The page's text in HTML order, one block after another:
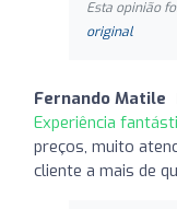
Esta opinião
original
Fernando Matile
Experiência
preços, muito
cliente a mais de